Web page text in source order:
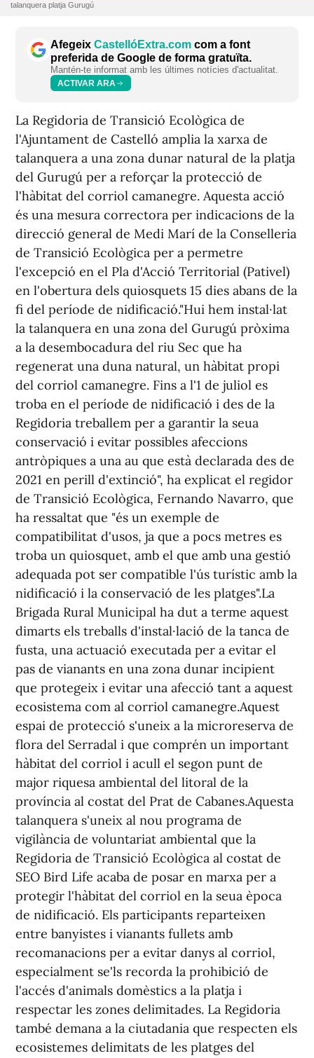
talanquera platja Gurugú
Afegeix CastellóExtra.com com a font
preferida de Google de forma gratuïta.
Mantén-te informat amb les últimes notícies d'actualitat.
ACTIVAR ARA
La Regidoria de Transició Ecològica de
l'Ajuntament de Castelló amplia la xarxa de
talanquera a una zona dunar natural de la platja
del Gurugú per a reforçar la protecció de
l'hàbitat del corriol camanegre. Aquesta acció
és una mesura correctora per indicacions de la
direcció general de Medi Marí de la Conselleria
de Transició Ecològica per a permetre
l'excepció en el Pla d'Acció Territorial (Pativel)
en l'obertura dels quiosquets 15 dies abans de la
fi del període de nidificació."Hui hem instal·lat
la talanquera en una zona del Gurugú pròxima
a la desembocadura del riu Sec que ha
regenerat una duna natural, un hàbitat propi
del corriol camanegre. Fins a l'1 de juliol es
troba en el període de nidificació i des de la
Regidoria treballem per a garantir la seua
conservació i evitar possibles afeccions
antròpiques a una au que està declarada des de
2021 en perill d'extinció", ha explicat el regidor
de Transició Ecològica, Fernando Navarro, que
ha ressaltat que "és un exemple de
compatibilitat d'usos, ja que a pocs metres es
troba un quiosquet, amb el que amb una gestió
adequada pot ser compatible l'ús turístic amb la
nidificació i la conservació de les platges".La
Brigada Rural Municipal ha dut a terme aquest
dimarts els treballs d'instal·lació de la tanca de
fusta, una actuació executada per a evitar el
pas de vianants en una zona dunar incipient
que protegeix i evitar una afecció tant a aquest
ecosistema com al corriol camanegre.Aquest
espai de protecció s'uneix a la microreserva de
flora del Serradal i que comprén un important
hàbitat del corriol i acull el segon punt de
major riquesa ambiental del litoral de la
província al costat del Prat de Cabanes.Aquesta
talanquera s'uneix al nou programa de
vigilància de voluntariat ambiental que la
Regidoria de Transició Ecològica al costat de
SEO Bird Life acaba de posar en marxa per a
protegir l'hàbitat del corriol en la seua època
de nidificació. Els participants reparteixen
entre banyistes i vianants fullets amb
recomanacions per a evitar danys al corriol,
especialment se'ls recorda la prohibició de
l'accés d'animals domèstics a la platja i
respectar les zones delimitades. La Regidoria
també demana a la ciutadania que respecten els
ecosistemes delimitats de les platges del